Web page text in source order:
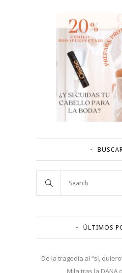
ÚLTIMOS
De la tragedia al “sí,
Mila tras la DANA